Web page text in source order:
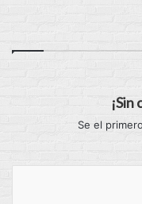
Se el